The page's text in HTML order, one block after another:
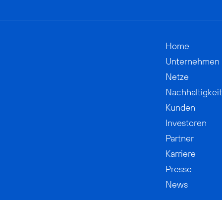
Home
Unternehmen
Netze
Nachhaltigkeit
Kunden
Investoren
Partner
Karriere
Presse
News